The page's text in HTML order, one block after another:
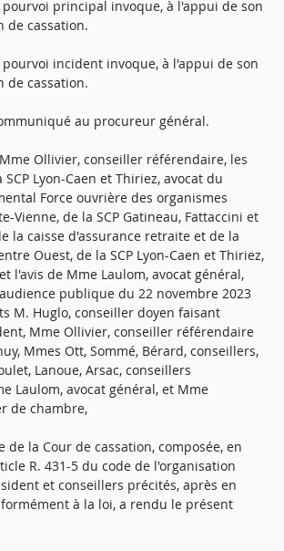
principal invoque, à l'appui de son
de cassation.
incident invoque, à l'appui de son
de cassation.
au procureur général.
Ollivier, conseiller référendaire, les
Lyon-Caen et Thiriez, avocat du
Force ouvrière des organismes
Vienne, de la SCP Gatineau, Fattaccini et
la caisse d'assurance retraite et de la
Ouest, de la SCP Lyon-Caen et Thiriez,
l'avis de Mme Laulom, avocat général,
publique du 22 novembre 2023
M. Huglo, conseiller doyen faisant
Mme Ollivier, conseiller référendaire
Mmes Ott, Sommé, Bérard, conseillers,
Lanoue, Arsac, conseillers
Laulom, avocat général, et Mme
de chambre,
de la Cour de cassation, composée, en
R. 431-5 du code de l'organisation
et conseillers précités, après en
à la loi, a rendu le présent